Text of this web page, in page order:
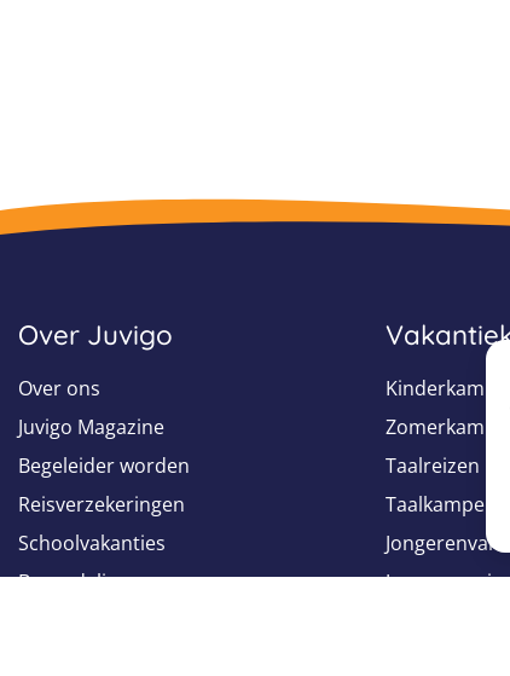
Over Juvigo
Over ons
Juvigo Magazine
Begeleider worden
Reisverzekeringen
Schoolvakanties
Beoordelingen
Taalreizen
Taalkampen